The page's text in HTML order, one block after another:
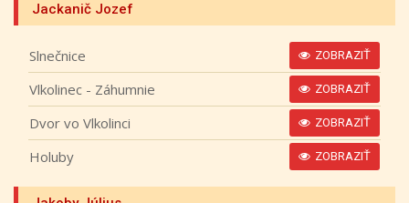
Jackanič Jozef
Slnečnice ZOBRAZIŤ
Vlkolinec - Záhumnie ZOBRAZIŤ
Dvor vo Vlkolinci ZOBRAZIŤ
Holuby ZOBRAZIŤ